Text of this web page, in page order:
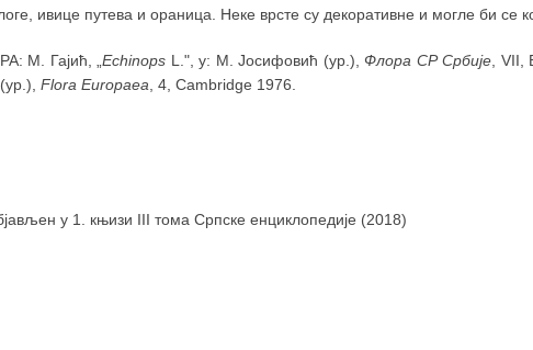
ивице путева и ораница. Неке врсте су декоративне и могле би се
М. Гајић, „Echinops L.", у: М. Јосифовић (ур.),Флора СР Србије ,
Flora Europaea , 4, Cambridge 1976.
у 1. књизи III тома Српске енциклопедије (2018)